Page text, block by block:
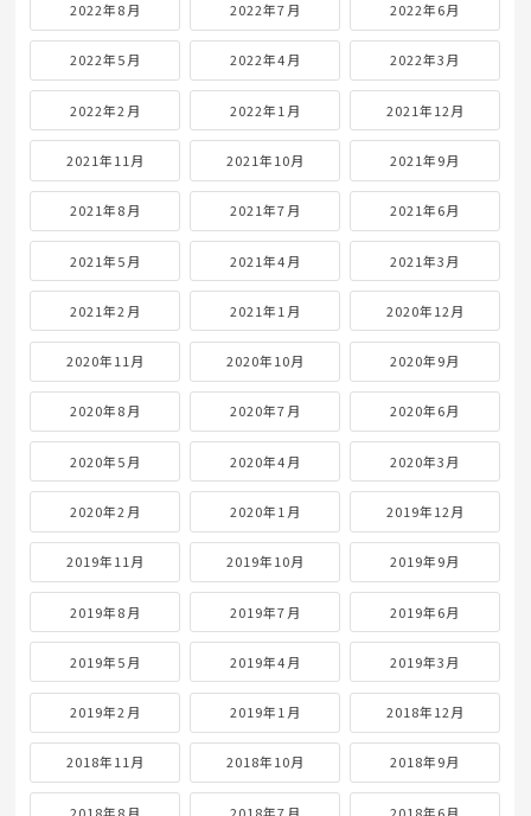
2022年8月 2022年7月 2022年6月
2022年5月 2022年4月 2022年3月
2022年2月 2022年1月 2021年12月
2021年11月 2021年10月 2021年9月
2021年8月 2021年7月 2021年6月
2021年5月 2021年4月 2021年3月
2021年2月 2021年1月 2020年12月
2020年11月 2020年10月 2020年9月
2020年8月 2020年7月 2020年6月
2020年5月 2020年4月 2020年3月
2020年2月 2020年1月 2019年12月
2019年11月 2019年10月 2019年9月
2019年8月 2019年7月 2019年6月
2019年5月 2019年4月 2019年3月
2019年2月 2019年1月 2018年12月
2018年11月 2018年10月 2018年9月
2018年8月 2018年7月 2018年6月